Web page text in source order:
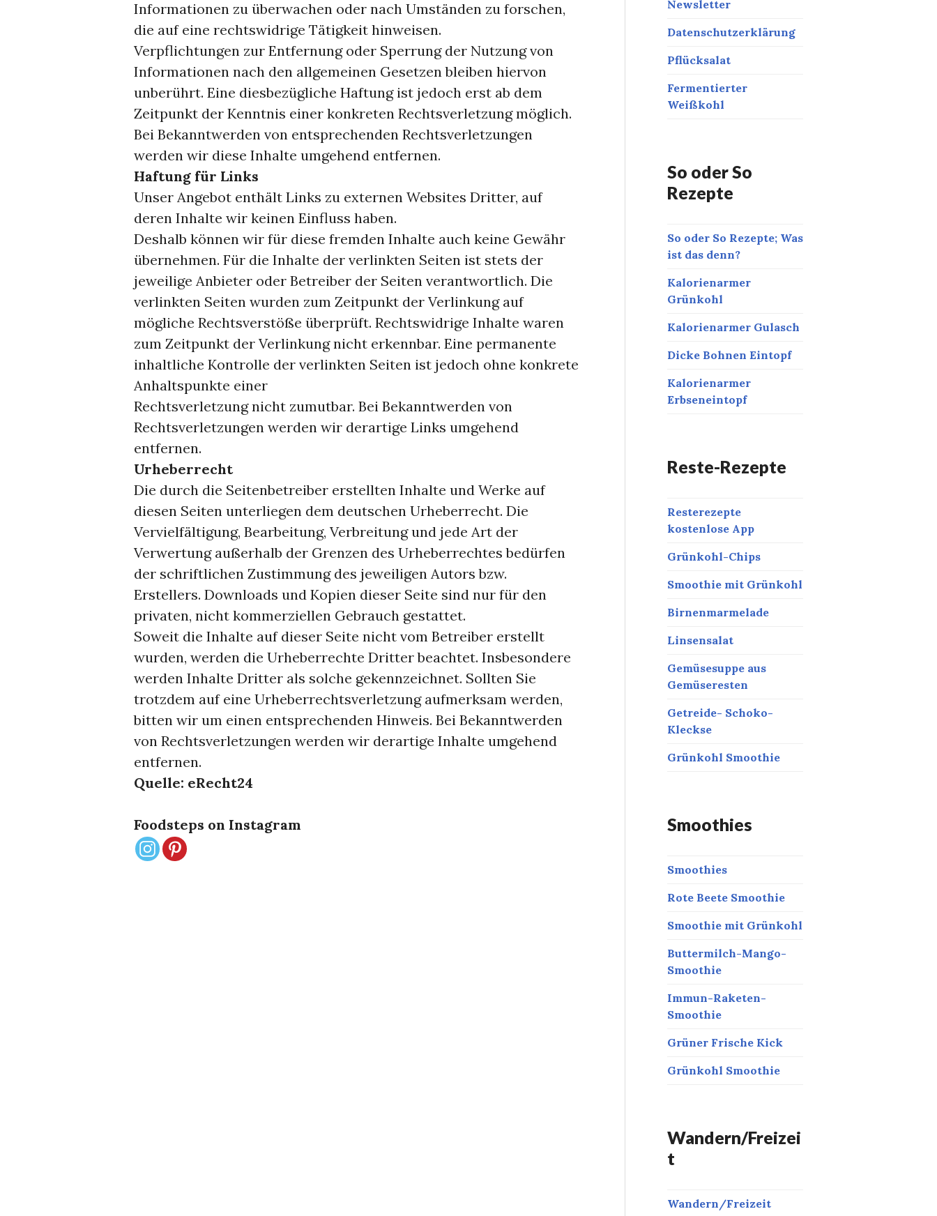
Informationen zu überwachen oder nach Umständen zu forschen,
die auf eine rechtswidrige Tätigkeit hinweisen.
Verpflichtungen zur Entfernung oder Sperrung der Nutzung von
Informationen nach den allgemeinen Gesetzen bleiben hiervon
unberührt. Eine diesbezügliche Haftung ist jedoch erst ab dem
Zeitpunkt der Kenntnis einer konkreten Rechtsverletzung möglich.
Bei Bekanntwerden von entsprechenden Rechtsverletzungen
werden wir diese Inhalte umgehend entfernen.
Haftung für Links
Unser Angebot enthält Links zu externen Websites Dritter, auf
deren Inhalte wir keinen Einfluss haben.
Deshalb können wir für diese fremden Inhalte auch keine Gewähr
übernehmen. Für die Inhalte der verlinkten Seiten ist stets der
jeweilige Anbieter oder Betreiber der Seiten verantwortlich. Die
verlinkten Seiten wurden zum Zeitpunkt der Verlinkung auf
mögliche Rechtsverstöße überprüft. Rechtswidrige Inhalte waren
zum Zeitpunkt der Verlinkung nicht erkennbar. Eine permanente
inhaltliche Kontrolle der verlinkten Seiten ist jedoch ohne konkrete
Anhaltspunkte einer
Rechtsverletzung nicht zumutbar. Bei Bekanntwerden von
Rechtsverletzungen werden wir derartige Links umgehend
entfernen.
Urheberrecht
Die durch die Seitenbetreiber erstellten Inhalte und Werke auf
diesen Seiten unterliegen dem deutschen Urheberrecht. Die
Vervielfältigung, Bearbeitung, Verbreitung und jede Art der
Verwertung außerhalb der Grenzen des Urheberrechtes bedürfen
der schriftlichen Zustimmung des jeweiligen Autors bzw.
Erstellers. Downloads und Kopien dieser Seite sind nur für den
privaten, nicht kommerziellen Gebrauch gestattet.
Soweit die Inhalte auf dieser Seite nicht vom Betreiber erstellt
wurden, werden die Urheberrechte Dritter beachtet. Insbesondere
werden Inhalte Dritter als solche gekennzeichnet. Sollten Sie
trotzdem auf eine Urheberrechtsverletzung aufmerksam werden,
bitten wir um einen entsprechenden Hinweis. Bei Bekanntwerden
von Rechtsverletzungen werden wir derartige Inhalte umgehend
entfernen.
Quelle: eRecht24
Foodsteps on Instagram
Newsletter
Datenschutzerklärung
Pflücksalat
Fermentierter
Weißkohl
So oder So
Rezepte
So oder So Rezepte; Was
ist das denn?
Kalorienarmer
Grünkohl
Kalorienarmer Gulasch
Dicke Bohnen Eintopf
Kalorienarmer
Erbseneintopf
Reste-Rezepte
Resterezepte
kostenlose App
Grünkohl-Chips
Smoothie mit Grünkohl
Birnenmarmelade
Linsensalat
Gemüsesuppe aus
Gemüseresten
Getreide- Schoko-
Kleckse
Grünkohl Smoothie
Smoothies
Smoothies
Rote Beete Smoothie
Smoothie mit Grünkohl
Buttermilch-Mango-
Smoothie
Immun-Raketen-
Smoothie
Grüner Frische Kick
Grünkohl Smoothie
Wandern/Freizei
t
Wandern/Freizeit